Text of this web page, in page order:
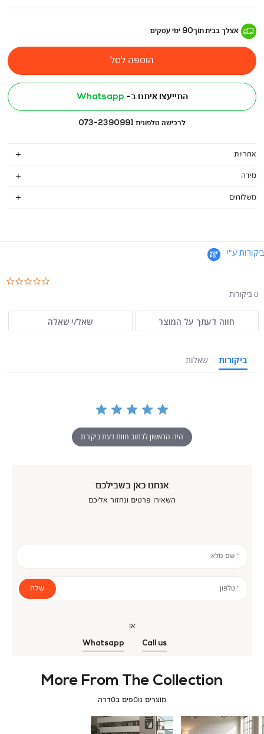
אצלך בביתתוך90 ימי עסקים
הוספה לסל
התייעצו איתנו ב- Whatsapp
לרכישה טלפונית 073-2390991
אחריות
מידה
משלוחים
ביקורות ע"י
0 ביקורות
חווה דעתך על המוצר שאל/י שאלה
ביקורות שאלות
היה הראשון לכתוב חוות דעת ביקורת
אנחנו כאן בשבילכם
השאירו פרטים ונחזור אליכם
* שם מלא
* טלפון שלח
או
Call us
Whatsapp
More From The Collection
מוצרים נוספים בסדרה